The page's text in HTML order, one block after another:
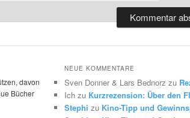
davon
Bücher
NEUE KOMMENTARE
Sven Donner & Lars Bednorz zu
Ich zu Kurzrezension: Über den
Stephi zu Kino-Tipp und